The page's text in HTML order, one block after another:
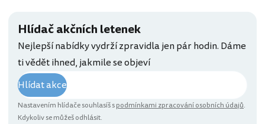
Hlídač akčních letenek
Nejlepší nabídky vydrží zpravidla jen pár hodin. Dáme
ti vědět ihned, jakmile se objeví
Hlídat akce
Nastavením hlídače souhlasíš spodmínkami zpracování osobních údajů.
Kdykoliv se můžeš odhlásit.